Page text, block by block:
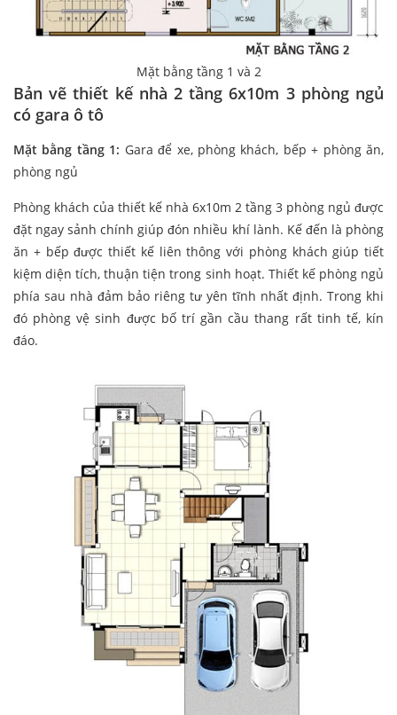
Mặt bằng tầng 1 và 2
Bản vẽ thiết kế nhà 2 tầng 6x10m 3 phòng ngủ
có gara ô tô
Mặt bằng tầng 1: Gara để xe, phòng khách, bếp + phòng ăn,
phòng ngủ
Phòng khách của thiết kế nhà 6x10m 2 tầng 3 phòng ngủ được
đặt ngay sảnh chính giúp đón nhiều khí lành. Kế đến là phòng
ăn + bếp được thiết kế liên thông với phòng khách giúp tiết
kiệm diện tích, thuận tiện trong sinh hoạt. Thiết kế phòng ngủ
phía sau nhà đảm bảo riêng tư yên tĩnh nhất định. Trong khi
đó phòng vệ sinh được bố trí gần cầu thang rất tinh tế, kín
đáo.